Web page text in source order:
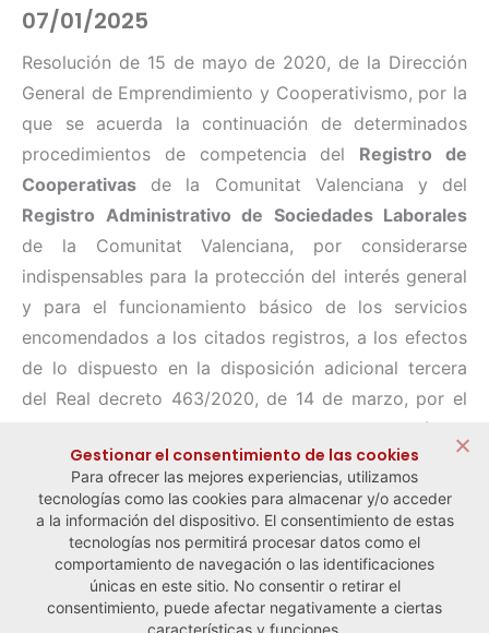
07/01/2025
Resolución de 15 de mayo de 2020, de la Dirección
General de Emprendimiento y Cooperativismo, por la
que se acuerda la continuación de determinados
procedimientos de competencia del Registro de
Cooperativas de la Comunitat Valenciana y del
Registro Administrativo de Sociedades Laborales
de la Comunitat Valenciana, por considerarse
indispensables para la protección del interés general
y para el funcionamiento básico de los servicios
encomendados a los citados registros, a los efectos
de lo dispuesto en la disposición adicional tercera
del Real decreto 463/2020, de 14 de marzo, por el
que se declara el estado de alarma para la gestión de
la situación de crisis sanitaria ocasionada por la
Covid-19.
← Noticia anterior Noticia siguiente →
Gestionar el consentimiento de las cookies
Para ofrecer las mejores experiencias, utilizamos
tecnologías como las cookies para almacenar y/o acceder
a la información del dispositivo. El consentimiento de estas
tecnologías nos permitirá procesar datos como el
comportamiento de navegación o las identificaciones
únicas en este sitio. No consentir o retirar el
consentimiento, puede afectar negativamente a ciertas